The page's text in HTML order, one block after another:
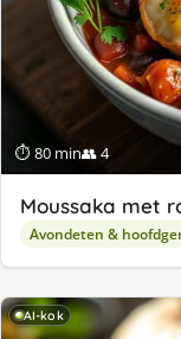
⏱ 80 min👥 4
Moussaka met
Avondeten &
AI-kok